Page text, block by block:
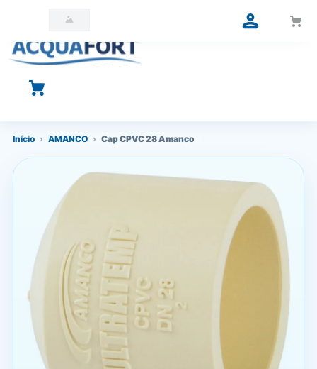
O que você está procurando?
Início › AMANCO › Cap CPVC 28 Amanco